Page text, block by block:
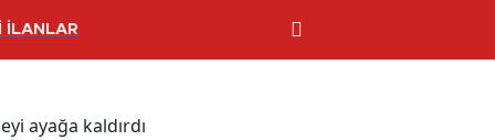
İLANLAR
ayağa kaldırdı